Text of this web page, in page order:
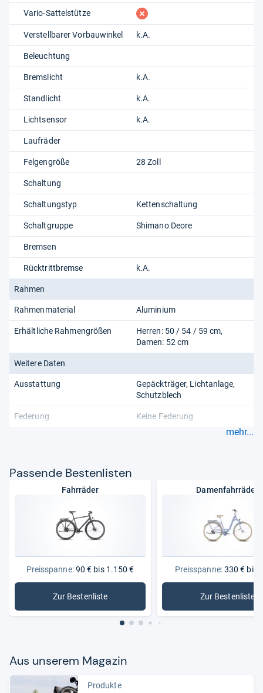
Vario-Sattelstütze fehlt
Verstellbarer Vorbauwinkel k.A.
Beleuchtung
Bremslicht k.A.
Standlicht k.A.
Lichtsensor k.A.
Laufräder
Felgengröße 28 Zoll
Schaltung
Schaltungstyp Kettenschaltung
Schaltgruppe Shimano Deore
Bremsen
Rücktrittbremse k.A.
Rahmen
Rahmenmaterial Aluminium
Erhältliche Rahmengrößen
Herren: 50 / 54 / 59 cm,
Damen: 52 cm
Weitere Daten
Ausstattung Gepäckträger Lichtanlage
Schutzblech
Federung Keine Federung
mehr...
Pas­sende Bes­ten­lis­ten
Fahrräder
Preisspanne:90 € bis 1.150 €
Zur Bestenliste
: Fahrräder
Damenfahrräder
Preisspanne:330 € bis
Zur Bestenliste
:
Aus unse­rem Maga­zin
Produkte